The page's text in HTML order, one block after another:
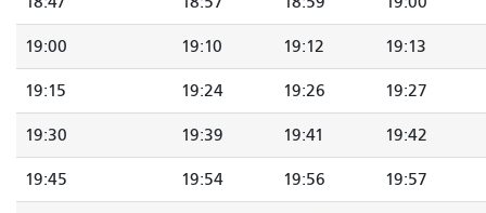
19:00 19:10 19:12 19:13
19:15 19:24 19:26 19:27
19:30 19:39 19:41 19:42
19:45 19:54 19:56 19:57